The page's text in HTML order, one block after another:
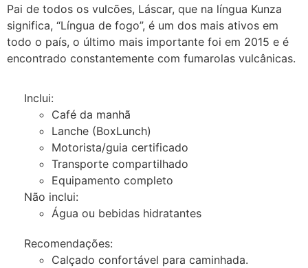
Pai de todos os vulcões, Láscar, que na língua Kunza
significa, “Língua de fogo”, é um dos mais ativos em
todo o país, o último mais importante foi em 2015 e é
encontrado constantemente com fumarolas vulcânicas.
Inclui:
Café da manhã
Lanche (BoxLunch)
Motorista/guia certificado
Transporte compartilhado
Equipamento completo
Não inclui:
Água ou bebidas hidratantes
Recomendações:
Calçado confortável para caminhada.